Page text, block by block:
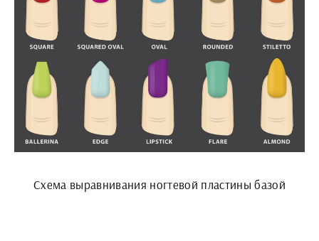
Схема выравнивания ногтевой пластины базой